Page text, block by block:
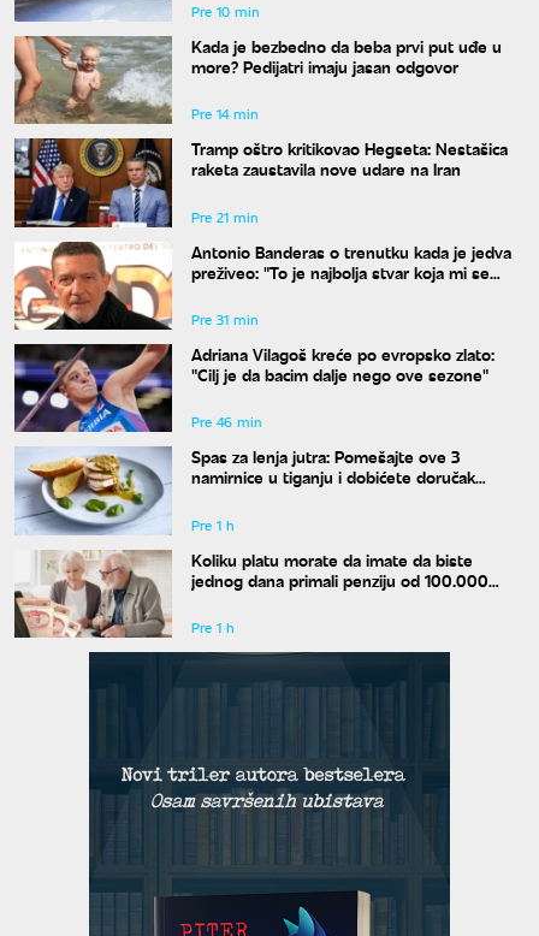
Pre 10 min
Kada je bezbedno da beba prvi put uđe u
more? Pedijatri imaju jasan odgovor
Pre 14 min
Tramp oštro kritikovao Hegseta: Nestašica
raketa zaustavila nove udare na Iran
Pre 21 min
Antonio Banderas o trenutku kada je jedva
preživeo: "To je najbolja stvar koja mi se
Pre 31 min
Adriana Vilagoš kreće po evropsko zlato:
"Cilj je da bacim dalje nego ove sezone"
Pre 46 min
Spas za lenja jutra: Pomešajte ove 3
namirnice u tiganju i dobićete doručak
Pre 1 h
Koliku platu morate da imate da biste
jednog dana primali penziju od 100.000
Pre 1 h